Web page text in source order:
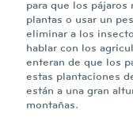
para que los pájaros
plantas o usar un
eliminar a los
hablar con los
enteran de que los
estas plantaciones
están a una gran
montañas.